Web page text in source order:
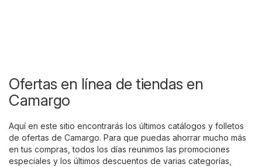
Ofertas en línea de tiendas en
Camargo
Aquí en este sitio encontrarás los últimos catálogos y folletos
de ofertas de Camargo. Para que puedas ahorrar mucho más
en tus compras, todos los días reunimos las promociones
especiales y los últimos descuentos de varias categorías,